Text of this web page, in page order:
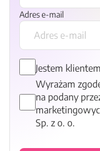
Adres e-mail
Jestem
Wyrażam
na podany
Sp. z o. o.